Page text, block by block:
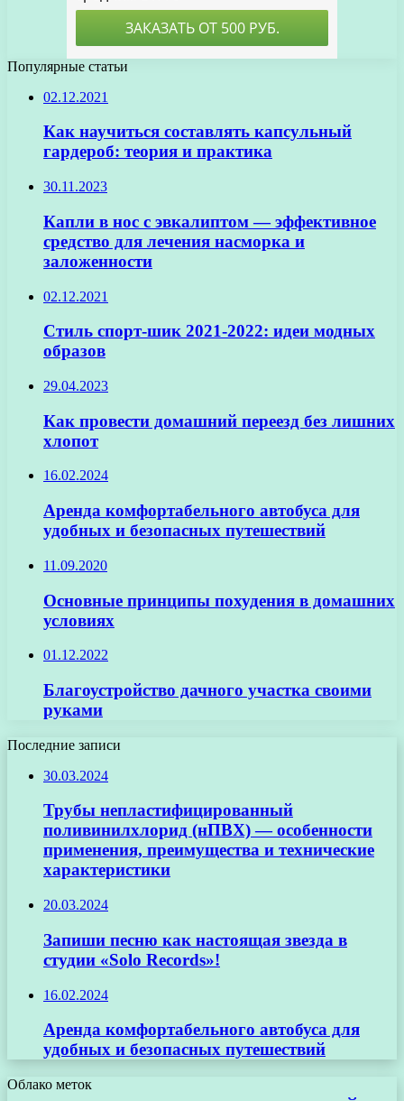
Популярные статьи
02.12.2021
Как научиться составлять капсульный
гардероб: теория и практика
30.11.2023
Капли в нос с эвкалиптом — эффективное
средство для лечения насморка и
заложенности
02.12.2021
Стиль спорт-шик 2021-2022: идеи модных
образов
29.04.2023
Как провести домашний переезд без лишних
хлопот
16.02.2024
Аренда комфортабельного автобуса для
удобных и безопасных путешествий
11.09.2020
Основные принципы похудения в домашних
условиях
01.12.2022
Благоустройство дачного участка своими
руками
Последние записи
30.03.2024
Трубы непластифицированный
поливинилхлорид (нПВХ) — особенности
применения, преимущества и технические
характеристики
20.03.2024
Запиши песню как настоящая звезда в
студии «Solo Records»!
16.02.2024
Аренда комфортабельного автобуса для
удобных и безопасных путешествий
Облако меток